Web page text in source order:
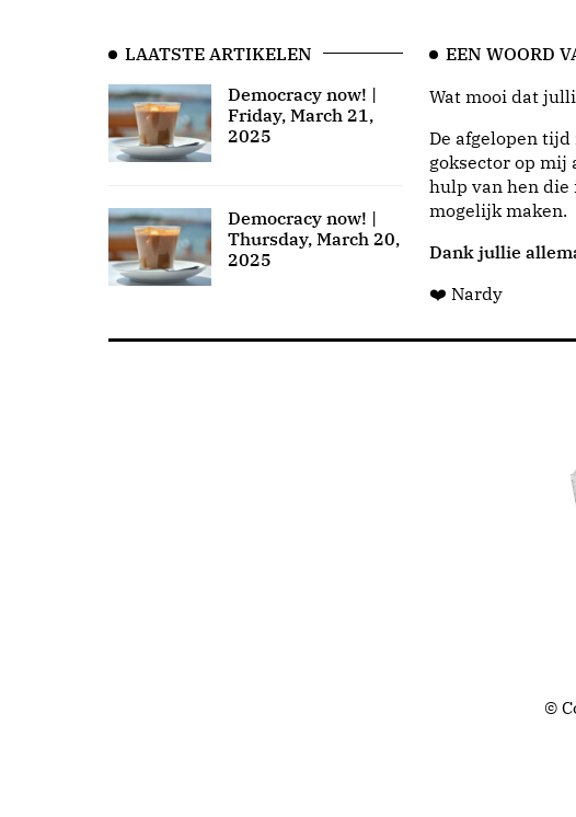
LAATSTE ARTIKELEN
Democracy now! |
Friday, March 21,
2025
Democracy now! |
Thursday, March 20,
2025
EEN WOORD
Wat mooi dat
De afgelopen
goksector op mij
hulp van hen die
mogelijk maken.
Dank jullie
❤️ Nardy
©